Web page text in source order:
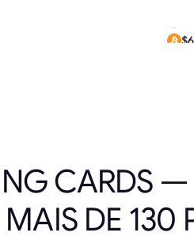
CARDS —
DE 130